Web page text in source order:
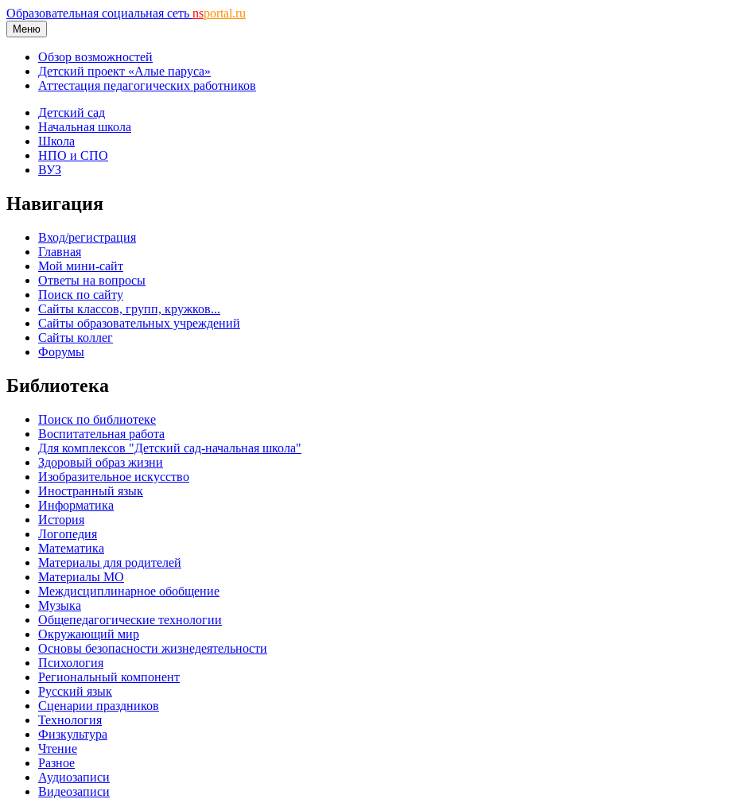
Образовательная социальная сеть nsportal.ru
Меню
Обзор возможностей
Детский проект «Алые паруса»
Аттестация педагогических работников
Детский сад
Начальная школа
Школа
НПО и СПО
ВУЗ
Навигация
Вход/регистрация
Главная
Мой мини-сайт
Ответы на вопросы
Поиск по сайту
Сайты классов, групп, кружков...
Сайты образовательных учреждений
Сайты коллег
Форумы
Библиотека
Поиск по библиотеке
Воспитательная работа
Для комплексов "Детский сад-начальная школа"
Здоровый образ жизни
Изобразительное искусство
Иностранный язык
Информатика
История
Логопедия
Математика
Материалы для родителей
Материалы МО
Междисциплинарное обобщение
Музыка
Общепедагогические технологии
Окружающий мир
Основы безопасности жизнедеятельности
Психология
Региональный компонент
Русский язык
Сценарии праздников
Технология
Физкультура
Чтение
Разное
Аудиозаписи
Видеозаписи